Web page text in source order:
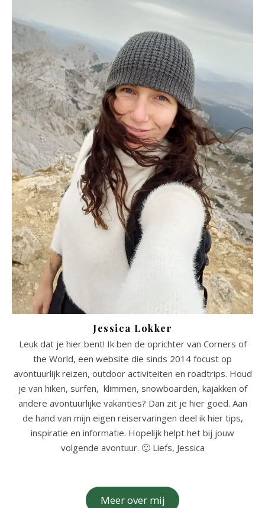
Jessica Lokker
Leuk dat je hier bent! Ik ben de oprichter van Corners of
the World, een website die sinds 2014 focust op
avontuurlijk reizen, outdoor activiteiten en roadtrips. Houd
je van hiken, surfen, klimmen, snowboarden, kajakken of
andere avontuurlijke vakanties? Dan zit je hier goed. Aan
de hand van mijn eigen reiservaringen deel ik hier tips,
inspiratie en informatie. Hopelijk helpt het bij jouw
volgende avontuur. 🙂 Liefs, Jessica
Meer over mij